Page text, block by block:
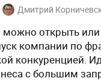
Дмитрий
можно открыть или
компании по
конкуренцией.
с большим